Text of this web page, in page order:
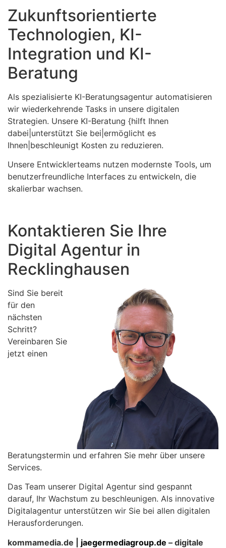
Zukunftsorientierte
Technologien, KI-
Integration und KI-
Beratung
Als spezialisierte KI-Beratungsagentur automatisieren
wir wiederkehrende Tasks in unsere digitalen
Strategien. Unsere KI-Beratung {hilft Ihnen
dabei|unterstützt Sie bei|ermöglicht es
Ihnen|beschleunigt Kosten zu reduzieren.
Unsere Entwicklerteams nutzen modernste Tools, um
benutzerfreundliche Interfaces zu entwickeln, die
skalierbar wachsen.
Kontaktieren Sie Ihre
Digital Agentur in
Recklinghausen
Sind Sie bereit
für den
nächsten
Schritt?
Vereinbaren Sie
jetzt einen
Beratungstermin und erfahren Sie mehr über unsere
Services.
Das Team unserer Digital Agentur sind gespannt
darauf, Ihr Wachstum zu beschleunigen. Als innovative
Digitalagentur unterstützen wir Sie bei allen digitalen
Herausforderungen.
kommamedia.de | jaegermediagroup.de – digitale